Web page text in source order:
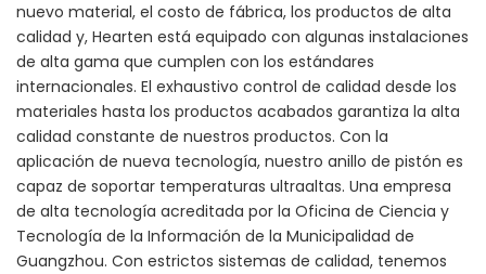
nuevo material, el costo de fábrica, los productos de alta
calidad y, Hearten está equipado con algunas instalaciones
de alta gama que cumplen con los estándares
internacionales. El exhaustivo control de calidad desde los
materiales hasta los productos acabados garantiza la alta
calidad constante de nuestros productos. Con la
aplicación de nueva tecnología, nuestro anillo de pistón es
capaz de soportar temperaturas ultraaltas. Una empresa
de alta tecnología acreditada por la Oficina de Ciencia y
Tecnología de la Información de la Municipalidad de
Guangzhou. Con estrictos sistemas de calidad, tenemos